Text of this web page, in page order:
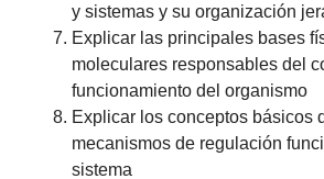
y sistemas y su organización
Explicar las principales bases
moleculares responsables del
funcionamiento del organismo
Explicar los conceptos básicos
mecanismos de regulación
sistema